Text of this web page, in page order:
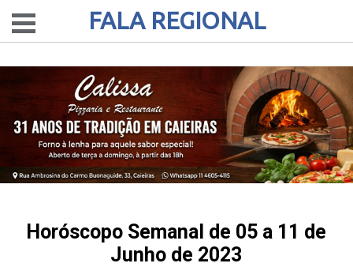
FALA REGIONAL
Horóscopo Semanal de 05 a 11 de
Junho de 2023